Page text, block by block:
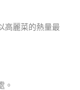
高麗菜的熱量最
。